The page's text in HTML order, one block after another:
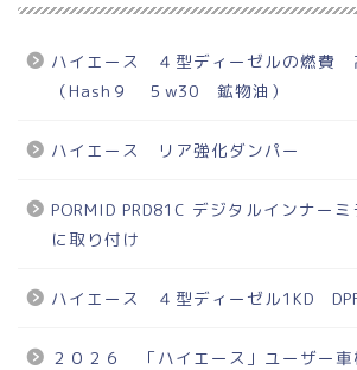
ハイエース ４型ディーゼルの燃費
（Hash９ ５w30 鉱物油）
ハイエース リア強化ダンパー
PORMID PRD81C デジタルインナー
に取り付け
ハイエース ４型ディーゼル1KD
２０２６ 「ハイエース」ユーザー車